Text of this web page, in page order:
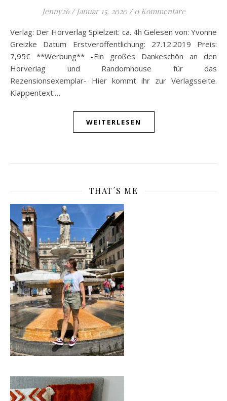
Jenny26 / Januar 15, 2020 / 0 Kommentare
Verlag: Der Hörverlag Spielzeit: ca. 4h Gelesen von: Yvonne
Greizke Datum Erstveröffentlichung: 27.12.2019 Preis:
7,95€ **Werbung** -Ein großes Dankeschön an den
Hörverlag und Randomhouse für das
Rezensionsexemplar- Hier kommt ihr zur Verlagsseite.
Klappentext:…
WEITERLESEN
THAT´S ME